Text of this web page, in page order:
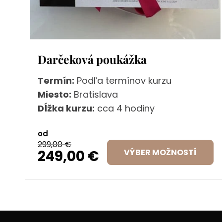
Darčeková poukážka
Termín: Podľa termínov kurzu
Miesto: Bratislava
Dĺžka kurzu: cca 4 hodiny
od
299,00€
249,00 € VÝBER MOŽNOSTÍ